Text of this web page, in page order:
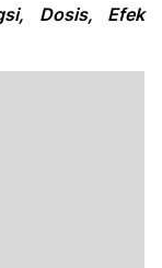
Dosis, Efek